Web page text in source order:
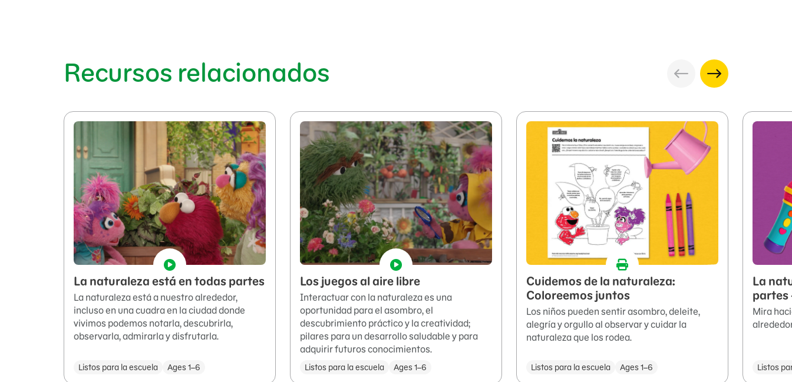
Recursos relacionados
La naturaleza está en todas partes
La naturaleza está a nuestro alrededor,
incluso en una cuadra en la ciudad donde
vivimos podemos notarla, descubrirla,
observarla, admirarla y disfrutarla.
Listos para la escuela Ages 1–6
Los juegos al aire libre
Interactuar con la naturaleza es una
oportunidad para el asombro, el
descubrimiento práctico y la creatividad;
pilares para un desarrollo saludable y para
adquirir futuros conocimientos.
Listos para la escuela Ages 1–6
Cuidemos de la naturaleza:
Coloreemos juntos
Los niños pueden sentir asombro, deleite,
alegría y orgullo al observar y cuidar la
naturaleza que los rodea.
Listos para la escuela Ages 1–6
La
partes
Mira
Listos